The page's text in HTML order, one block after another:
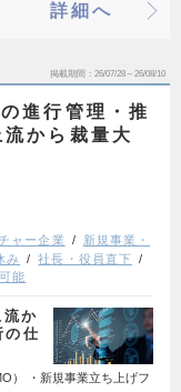
詳細へ
掲載期間 26/07/28～26/08/10
進行管理・推
から裁量大
ャー企業
新規事業・
み
社長・役員直下
能
か
の仕
） ・新規事業立ち上げフ